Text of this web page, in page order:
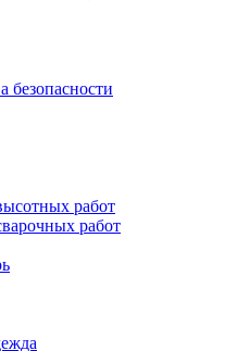
безопасности
работ
работ